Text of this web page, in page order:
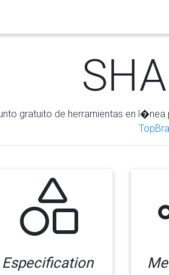
gratuito de herramientas en
Especification